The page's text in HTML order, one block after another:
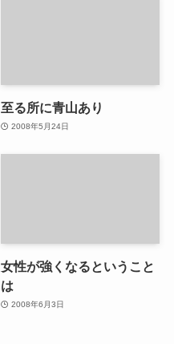
至る所に青山あり
2008年5月24日
女性が強くなるということ
は
2008年6月3日